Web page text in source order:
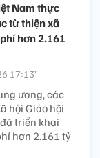
Nam thực
từ thiện xã
hơn 2.161
17:13’
ương, các
hội Giáo hội
triển khai
hơn 2.161 tỷ